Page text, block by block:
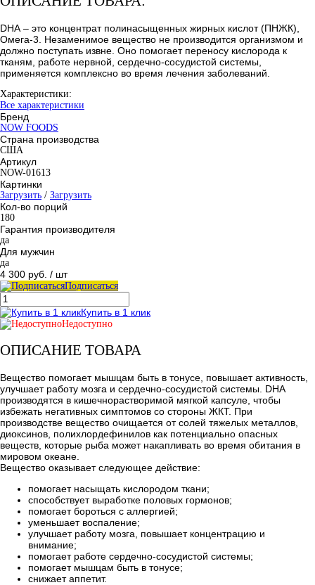
DHА – это концентрат полинасыщенных жирных кислот (ПНЖК),
Омега-3. Незаменимое вещество не производится организмом и
должно поступать извне. Оно помогает переносу кислорода к
тканям, работе нервной, сердечно-сосудистой системы,
применяется комплексно во время лечения заболеваний.
Характеристики:
Все характеристики
Бренд
NOW FOODS
Страна производства
США
Артикул
NOW-01613
Картинки
Загрузить / Загрузить
Кол-во порций
180
Гарантия производителя
да
Для мужчин
да
4 300 руб. / шт
Подписаться
Купить в 1 клик
Недоступно
ОПИСАНИЕ ТОВАРА
Вещество помогает мышцам быть в тонусе, повышает активность,
улучшает работу мозга и сердечно-сосудистой системы. DHA
производятся в кишечнорастворимой мягкой капсуле, чтобы
избежать негативных симптомов со стороны ЖКТ. При
производстве вещество очищается от солей тяжелых металлов,
диоксинов, полихлордефинилов как потенциально опасных
веществ, которые рыба может накапливать во время обитания в
мировом океане.
Вещество оказывает следующее действие:
помогает насыщать кислородом ткани;
способствует выработке половых гормонов;
помогает бороться с аллергией;
уменьшает воспаление;
улучшает работу мозга, повышает концентрацию и
внимание;
помогает работе сердечно-сосудистой системы;
помогает мышцам быть в тонусе;
снижает аппетит.